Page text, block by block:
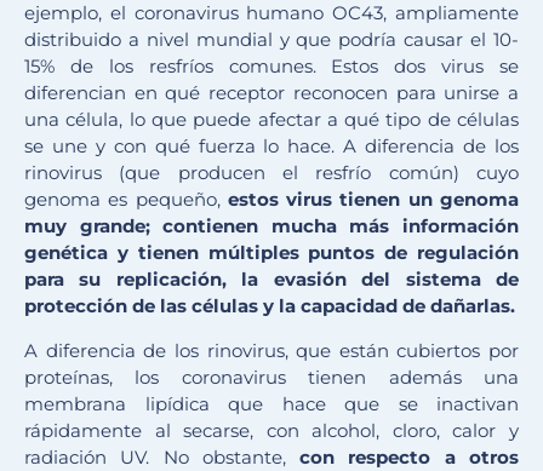
ejemplo, el coronavirus humano OC43, ampliamente
distribuido a nivel mundial y que podría causar el 10-
15% de los resfríos comunes. Estos dos virus se
diferencian en qué receptor reconocen para unirse a
una célula, lo que puede afectar a qué tipo de células
se une y con qué fuerza lo hace. A diferencia de los
rinovirus (que producen el resfrío común) cuyo
genoma es pequeño, estos virus tienen un genoma
muy grande; contienen mucha más información
genética y tienen múltiples puntos de regulación
para su replicación, la evasión del sistema de
protección de las células y la capacidad de dañarlas.
A diferencia de los rinovirus, que están cubiertos por
proteínas, los coronavirus tienen además una
membrana lipídica que hace que se inactivan
rápidamente al secarse, con alcohol, cloro, calor y
radiación UV. No obstante,con respecto a otros